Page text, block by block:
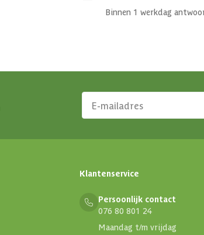
Binnen 1 werkdag
Klantenservice
Persoonlijk contact
076 80 801 24
Maandag t/m vrijdag